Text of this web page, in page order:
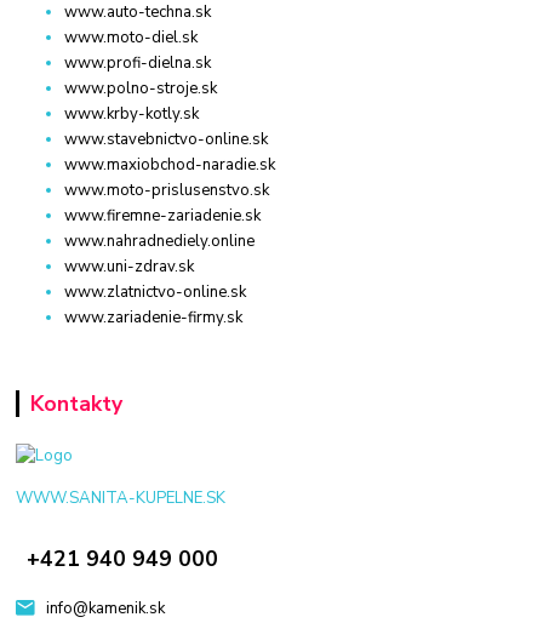
www.auto-techna.sk
www.moto-diel.sk
www.profi-dielna.sk
www.polno-stroje.sk
www.krby-kotly.sk
www.stavebnictvo-online.sk
www.maxiobchod-naradie.sk
www.moto-prislusenstvo.sk
www.firemne-zariadenie.sk
www.nahradnediely.online
www.uni-zdrav.sk
www.zlatnictvo-online.sk
www.zariadenie-firmy.sk
Kontakty
WWW.SANITA-KUPELNE.SK
+421 940 949 000
info@kamenik.sk